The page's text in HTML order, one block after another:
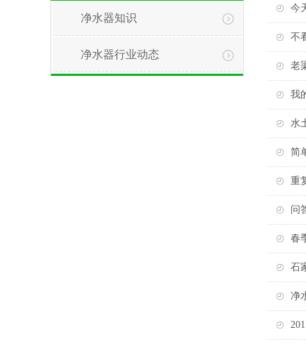
净水器知识
净水器行业动态
今
不
老
我
水
简
重
问
春
石
净